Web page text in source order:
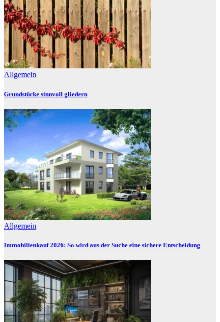
Allgemein
Grundstücke sinnvoll gliedern
Allgemein
Immobilienkauf 2026: So wird aus der Suche eine sichere Entscheidung